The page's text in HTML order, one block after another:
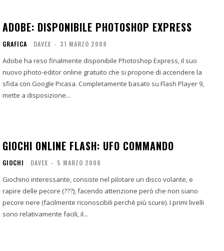
ADOBE: DISPONIBILE PHOTOSHOP EXPRESS
GRAFICA DAVEX - 31 MARZO 2008
Adobe ha reso finalmente disponibile Photoshop Express, il suo
nuovo photo-editor online gratuito che si propone di accendere la
sfida con Google Picasa. Completamente basato su Flash Player 9,
mette a disposizione...
GIOCHI ONLINE FLASH: UFO COMMANDO
GIOCHI DAVEX - 5 MARZO 2008
Giochino interessante, consiste nel pilotare un disco volante, e
rapire delle pecore (???), facendo attenzione però che non siano
pecore nere (facilmente riconoscibili perchè più scure). I primi livelli
sono relativamente facili, il...